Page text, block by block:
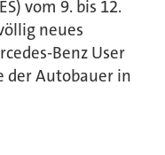
vom 9. bis 12.
neues
Benz User
der Autobauer in